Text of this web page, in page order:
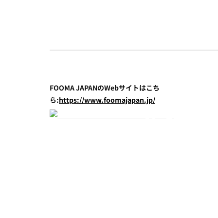
FOOMA JAPANのWebサイトはこち
ら:https://www.foomajapan.jp/